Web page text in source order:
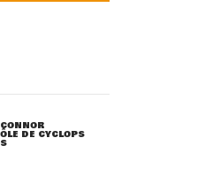
DE CYCLOPS